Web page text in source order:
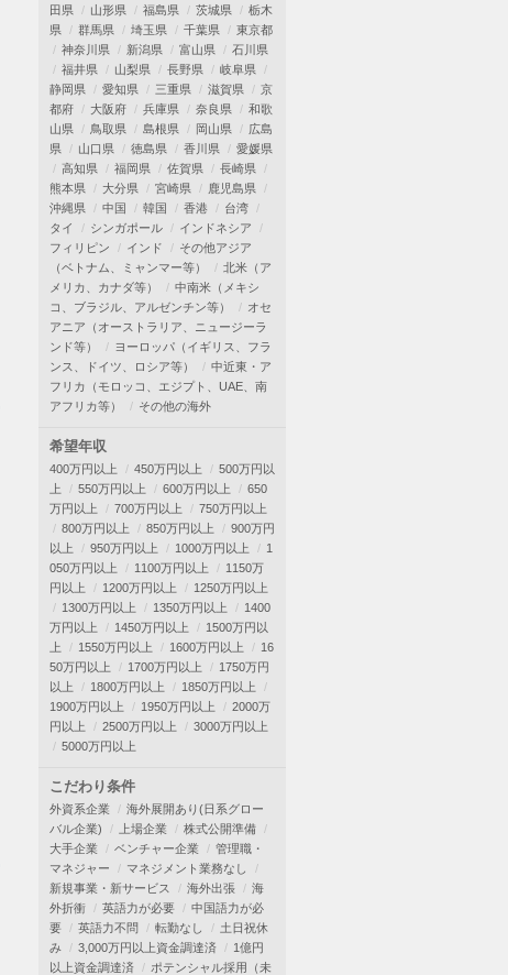
田県
山形県 福島県 茨城県
栃木
県
群馬県 埼玉県 千葉県
東京都
神奈川県
新潟県 富山県
石川県
福井県
山梨県 長野県
岐阜県
静岡県
愛知県 三重県 滋賀県
京
都府
大阪府 兵庫県 奈良県
和歌
山県
鳥取県 島根県 岡山県
広島
県
山口県 徳島県 香川県
愛媛県
高知県
福岡県 佐賀県
長崎県
熊本県
大分県 宮崎県
鹿児島県
沖縄県
中国 韓国 香港
台湾
タイ
シンガポール
インドネシア
フィリピン
インド
その他アジア
（ベトナム、ミャンマー等）
北米（ア
メリカ、カナダ等）
中南米（メキシ
コ、ブラジル、アルゼンチン等）
オセ
アニア（オーストラリア、ニュージーラ
ンド等）
ヨーロッパ（イギリス、フラ
ンス、ドイツ、ロシア等）
中近東・ア
フリカ（モロッコ、エジプト、UAE、南
アフリカ等）
その他の海外
希望年収
400万円以上 450万円以上
500万円以
上
550万円以上 600万円以上
650
万円以上
700万円以上
750万円以上
800万円以上
850万円以上
900万円
以上
950万円以上 1000万円以上
1
050万円以上
1100万円以上
1150万
円以上
1200万円以上
1250万円以上
1300万円以上
1350万円以上
1400
万円以上
1450万円以上
1500万円以
上
1550万円以上 1600万円以上
16
50万円以上
1700万円以上
1750万円
以上
1800万円以上
1850万円以上
1900万円以上
1950万円以上
2000万
円以上
2500万円以上
3000万円以上
5000万円以上
こだわり条件
外資系企業
海外展開あり(日系グロー
バル企業)
上場企業
株式公開準備
大手企業
ベンチャー企業
管理職・
マネジャー
マネジメント業務なし
新規事業・新サービス
海外出張
海
外折衝
英語力が必要
中国語力が必
要
英語力不問 転勤なし
土日祝休
み
3,000万円以上資金調達済
1億円
以上資金調達済
ポテンシャル採用（未